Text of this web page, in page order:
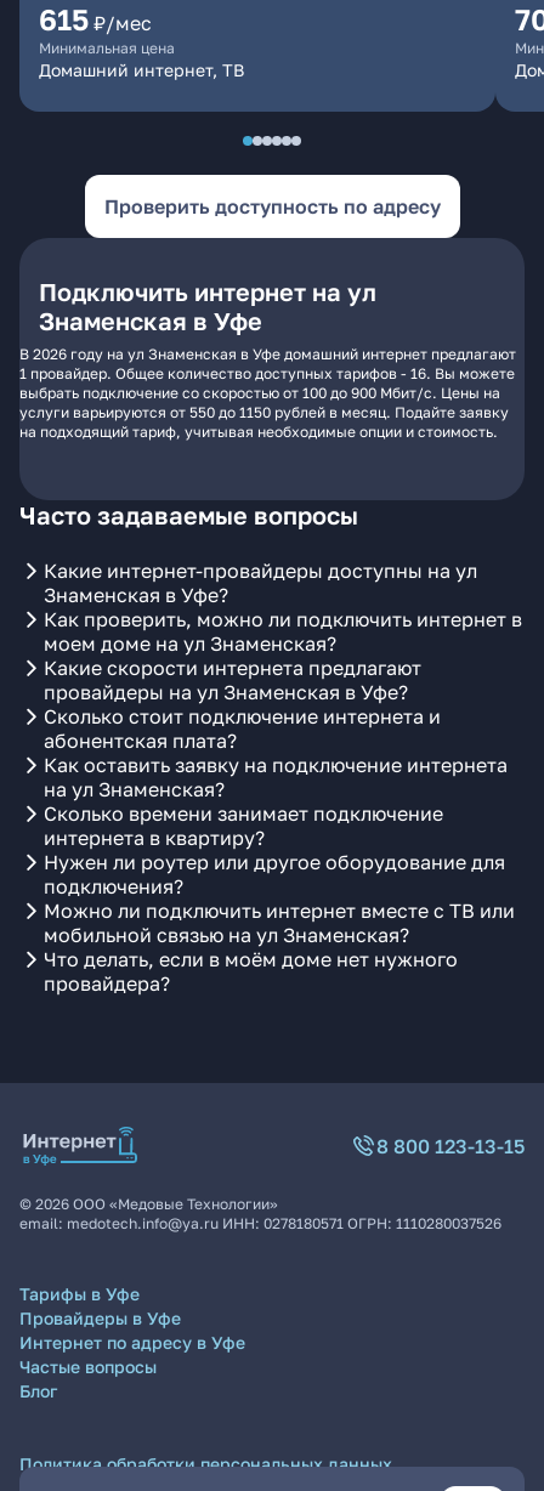
615 ₽/мес
Минимальная цена
Домашний интернет, ТВ
Проверить доступность по адресу
Подключить интернет на ул
Знаменская в Уфе
В 2026 году на ул Знаменская в Уфе домашний интернет предлагают
1 провайдер. Общее количество доступных тарифов - 16. Вы можете
выбрать подключение со скоростью от 100 до 900 Мбит/с. Цены на
услуги варьируются от 550 до 1150 рублей в месяц. Подайте заявку
на подходящий тариф, учитывая необходимые опции и стоимость.
Часто задаваемые вопросы
Какие интернет-провайдеры доступны на ул
Знаменская в Уфе?
Как проверить, можно ли подключить интернет в
моем доме на ул Знаменская?
Какие скорости интернета предлагают
провайдеры на ул Знаменская в Уфе?
Сколько стоит подключение интернета и
абонентская плата?
Как оставить заявку на подключение интернета
на ул Знаменская?
Сколько времени занимает подключение
интернета в квартиру?
Нужен ли роутер или другое оборудование для
подключения?
Можно ли подключить интернет вместе с ТВ или
мобильной связью на ул Знаменская?
Что делать, если в моём доме нет нужного
провайдера?
8 800 123-13-15
© 2026 ООО «Медовые Технологии»
email: medotech.info@ya.ru ИНН: 0278180571 ОГРН: 1110280037526
Тарифы в Уфе
Провайдеры в Уфе
Интернет по адресу в Уфе
Частые вопросы
Блог
Политика обработки персональных данных